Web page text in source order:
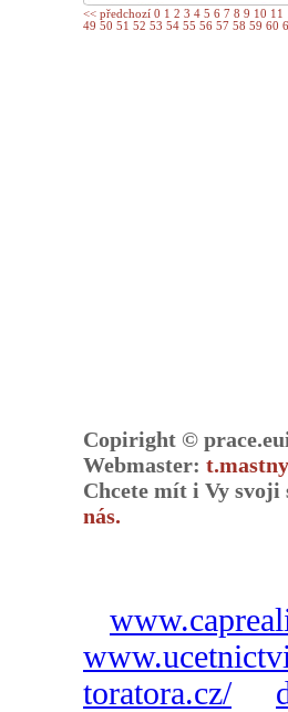
<< předchozí 0 1 2 3 4 5 6 7 8 9 10 11
49 50 51 52 53 54 55 56 57 58 59 60
Copiright ©
Webmaster:
Chcete mít i Vy
nás.
toratora.cz/